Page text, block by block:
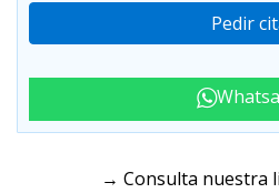
Pedir
→ Consulta nuestra